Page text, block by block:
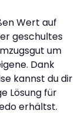
Wert auf
geschultes
um
Dank
kannst du dir
Lösung für
erhältst.